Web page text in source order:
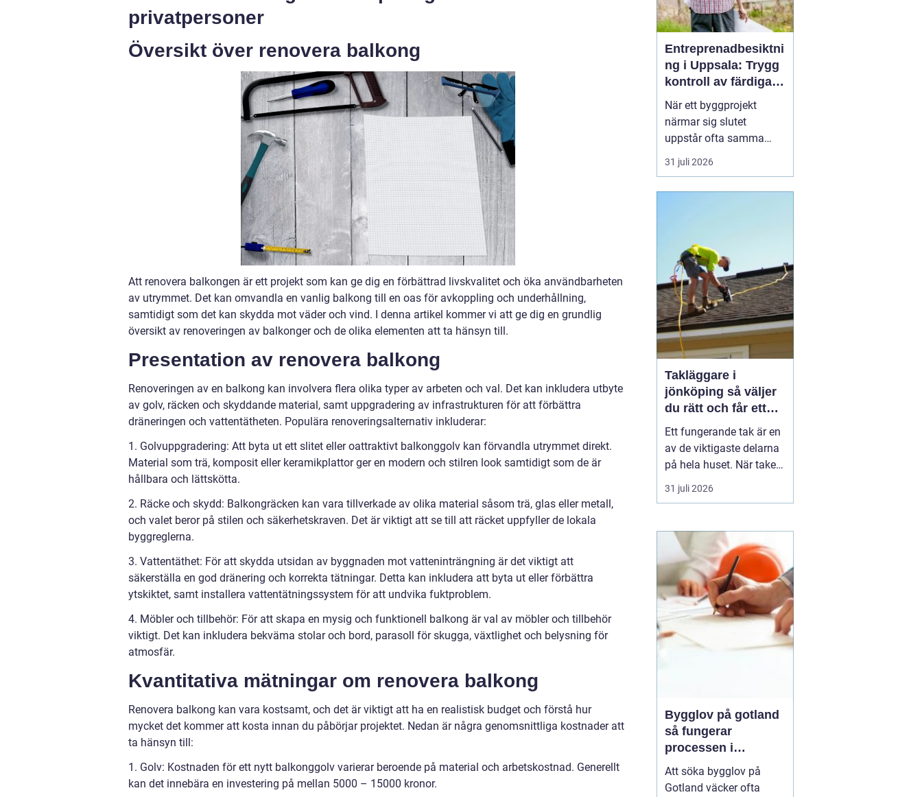
privatpersoner
Översikt över renovera balkong
Att renovera balkongen är ett projekt som kan ge dig en förbättrad livskvalitet och öka användbarheten
av utrymmet. Det kan omvandla en vanlig balkong till en oas för avkoppling och underhållning,
samtidigt som det kan skydda mot väder och vind. I denna artikel kommer vi att ge dig en grundlig
översikt av renoveringen av balkonger och de olika elementen att ta hänsyn till.
Presentation av renovera balkong
Renoveringen av en balkong kan involvera flera olika typer av arbeten och val. Det kan inkludera utbyte
av golv, räcken och skyddande material, samt uppgradering av infrastrukturen för att förbättra
dräneringen och vattentätheten. Populära renoveringsalternativ inkluderar:
1. Golvuppgradering: Att byta ut ett slitet eller oattraktivt balkonggolv kan förvandla utrymmet direkt.
Material som trä, komposit eller keramikplattor ger en modern och stilren look samtidigt som de är
hållbara och lättskötta.
2. Räcke och skydd: Balkongräcken kan vara tillverkade av olika material såsom trä, glas eller metall,
och valet beror på stilen och säkerhetskraven. Det är viktigt att se till att räcket uppfyller de lokala
byggreglerna.
3. Vattentäthet: För att skydda utsidan av byggnaden mot vatteninträngning är det viktigt att
säkerställa en god dränering och korrekta tätningar. Detta kan inkludera att byta ut eller förbättra
ytskiktet, samt installera vattentätningssystem för att undvika fuktproblem.
4. Möbler och tillbehör: För att skapa en mysig och funktionell balkong är val av möbler och tillbehör
viktigt. Det kan inkludera bekväma stolar och bord, parasoll för skugga, växtlighet och belysning för
atmosfär.
Kvantitativa mätningar om renovera balkong
Renovera balkong kan vara kostsamt, och det är viktigt att ha en realistisk budget och förstå hur
mycket det kommer att kosta innan du påbörjar projektet. Nedan är några genomsnittliga kostnader att
ta hänsyn till:
1. Golv: Kostnaden för ett nytt balkonggolv varierar beroende på material och arbetskostnad. Generellt
kan det innebära en investering på mellan 5000 – 15000 kronor.
Entreprenadbesiktni
ng i Uppsala: Trygg
kontroll av färdiga
byggprojekt
När ett byggprojekt
närmar sig slutet
uppstår ofta samma
fråga: är entreprenaden
verkligen utförd så som
ger ett tydligt svar.
Genom en strukturerad
genomgån...
31 juli 2026
Takläggare i
jönköping så väljer
du rätt och får ett
tak som håller
Ett fungerande tak är en
av de viktigaste delarna
på hela huset. När taket
börjar bli slitet påverkar
det både tryggheten,
värdet på huset. Därför
blir valet
av takläggare i
Jönköping avg...
31 juli 2026
Bygglov på gotland
så fungerar
processen i
praktiken
Att söka bygglov på
Gotland väcker ofta